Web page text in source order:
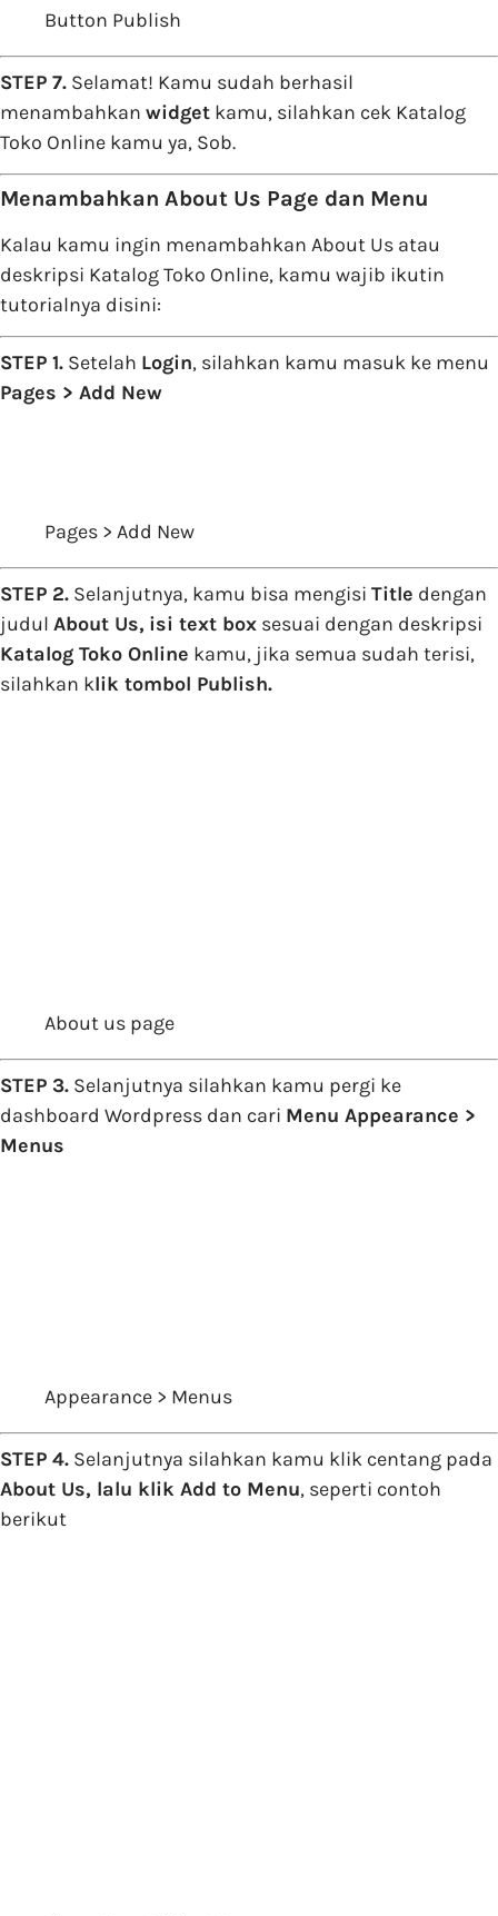
Button Publish
STEP 7. Selamat! Kamu sudah berhasil
menambahkan widget kamu, silahkan cek Katalog
Toko Online kamu ya, Sob.
Menambahkan About Us Page dan Menu
Kalau kamu ingin menambahkan About Us atau
deskripsi Katalog Toko Online, kamu wajib ikutin
tutorialnya disini:
STEP 1. Setelah Login, silahkan kamu masuk ke menu
Pages > Add New
Pages > Add New
STEP 2. Selanjutnya, kamu bisa mengisi Title dengan
judul About Us, isi text box sesuai dengan deskripsi
Katalog Toko Online kamu, jika semua sudah terisi,
silahkan klik tombol Publish.
About us page
STEP 3. Selanjutnya silahkan kamu pergi ke
dashboard Wordpress dan cari Menu Appearance >
Menus
Appearance > Menus
STEP 4. Selanjutnya silahkan kamu klik centang pada
About Us, lalu klik Add to Menu, seperti contoh
berikut